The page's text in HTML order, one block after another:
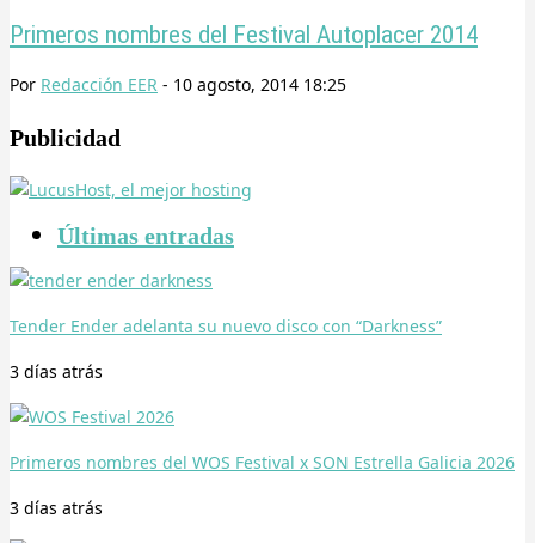
Primeros nombres del Festival Autoplacer 2014
Por Redacción EER - 10 agosto, 2014 18:25
Publicidad
Últimas entradas
Tender Ender adelanta su nuevo disco con “Darkness”
3 días atrás
Primeros nombres del WOS Festival x SON Estrella Galicia 2026
3 días atrás